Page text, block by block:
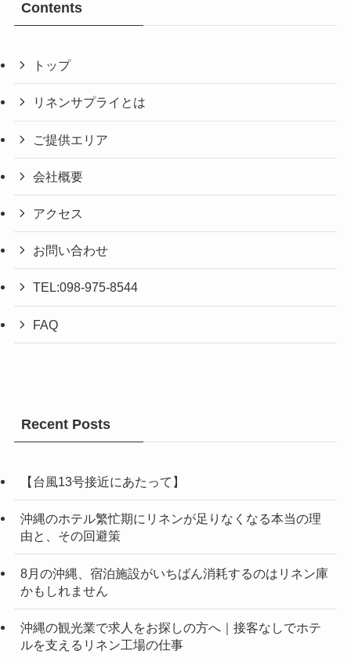
Contents
トップ
リネンサプライとは
ご提供エリア
会社概要
アクセス
お問い合わせ
TEL:098-975-8544
FAQ
Recent Posts
【台風13号接近にあたって】
沖縄のホテル繁忙期にリネンが足りなくなる本当の理
由と、その回避策
8月の沖縄、宿泊施設がいちばん消耗するのはリネン庫
かもしれません
沖縄の観光業で求人をお探しの方へ｜接客なしでホテ
ルを支えるリネン工場の仕事